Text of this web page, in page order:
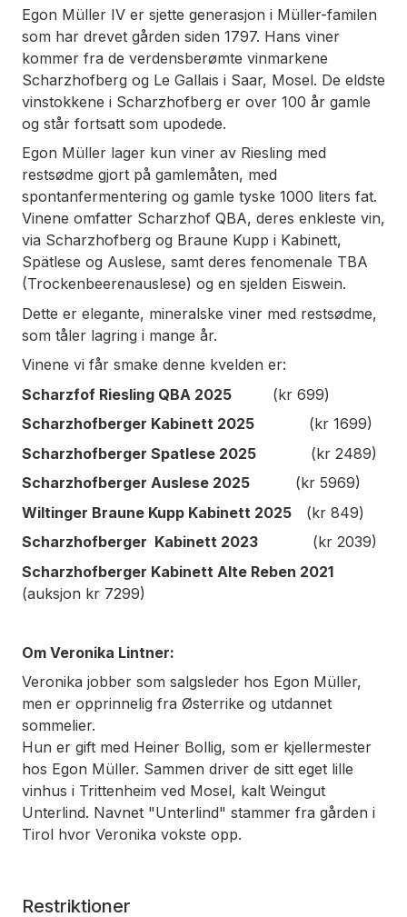
Egon Müller IV er sjette generasjon i Müller-familen
som har drevet gården siden 1797. Hans viner
kommer fra de verdensberømte vinmarkene
Scharzhofberg og Le Gallais i Saar, Mosel. De eldste
vinstokkene i Scharzhofberg er over 100 år gamle
og står fortsatt som upodede.
Egon Müller lager kun viner av Riesling med
restsødme gjort på gamlemåten, med
spontanfermentering og gamle tyske 1000 liters fat.
Vinene omfatter Scharzhof QBA, deres enkleste vin,
via Scharzhofberg og Braune Kupp i Kabinett,
Spätlese og Auslese, samt deres fenomenale TBA
(Trockenbeerenauslese) og en sjelden Eiswein.
Dette er elegante, mineralske viner med restsødme,
som tåler lagring i mange år.
Vinene vi får smake denne kvelden er:
Scharzfof Riesling QBA 2025 (kr 699)
Scharzhofberger Kabinett 2025 (kr 1699)
Scharzhofberger Spatlese 2025 (kr 2489)
Scharzhofberger Auslese 2025 (kr 5969)
Wiltinger Braune Kupp Kabinett 2025 (kr 849)
Scharzhofberger Kabinett 2023 (kr 2039)
Scharzhofberger Kabinett Alte Reben 2021
(auksjon kr 7299)
Om Veronika Lintner:
Veronika jobber som salgsleder hos Egon Müller,
men er opprinnelig fra Østerrike og utdannet
sommelier.
Hun er gift med Heiner Bollig, som er kjellermester
hos Egon Müller. Sammen driver de sitt eget lille
vinhus i Trittenheim ved Mosel, kalt Weingut
Unterlind. Navnet "Unterlind" stammer fra gården i
Tirol hvor Veronika vokste opp.
Restriktioner